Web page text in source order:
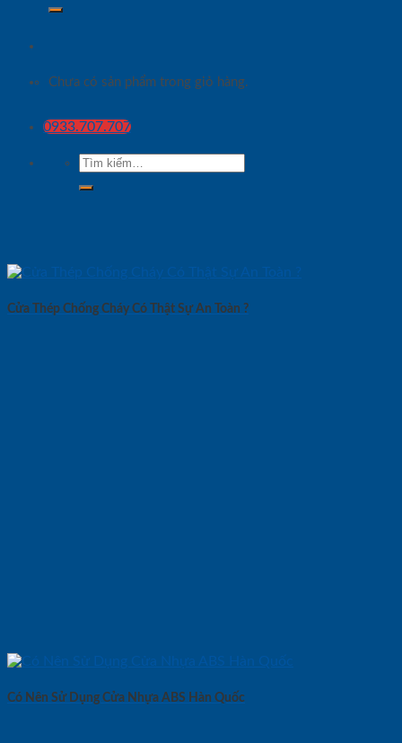
Chưa có sản phẩm trong giỏ hàng.
0933.707.707
Tìm
kiếm:
Cửa Thép Chống Cháy Có Thật Sự An Toàn ?
Có Nên Sử Dụng Cửa Nhựa ABS Hàn Quốc